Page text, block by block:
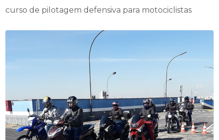
curso de pilotagem defensiva para motociclistas